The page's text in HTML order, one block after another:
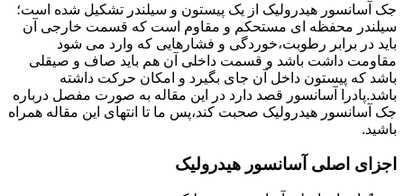
جک آسانسور هیدرولیک از یک پیستون و سیلندر تشکیل شده است؛
سیلندر محفظه ای مستحکم و مقاوم است که قسمت خارجی آن
باید در برابر رطوبت،خوردگی و فشارهایی که وارد می شود
مقاومت داشت باشد و قسمت داخلی آن هم باید صاف و صیقلی
باشد که پیستون داخل آن جای بگیرد و امکان حرکت داشته
باشد.پادرا آسانسور قصد دارد در این مقاله به صورت مفصل درباره
جک آسانسور هیدرولیک صحبت کند،پس ما تا انتهای این مقاله همراه
باشید.
اجزای اصلی آسانسور هیدرولیک